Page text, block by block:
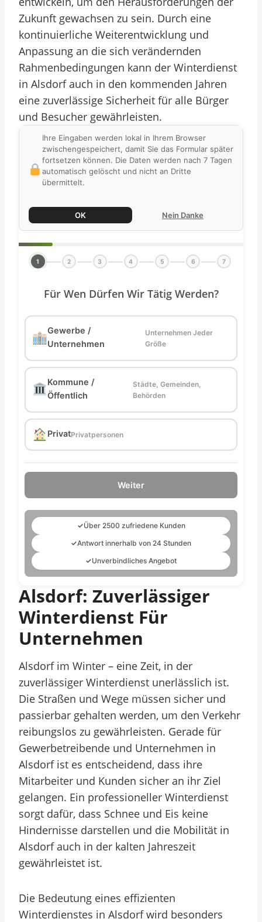
Zukunft gewachsen zu sein. Durch eine
kontinuierliche Weiterentwicklung und
Anpassung an die sich verändernden
Rahmenbedingungen kann der Winterdienst
in Alsdorf auch in den kommenden Jahren
eine zuverlässige Sicherheit für alle Bürger
und Besucher gewährleisten.
Ihre Eingaben werden lokal in Ihrem Browser
zwischengespeichert, damit Sie das Formular später
fortsetzen können. Die Daten werden nach 7 Tagen
automatisch gelöscht und nicht an Dritte
übermittelt.
OK Nein Danke
1 2 3 4 5 6 7
Für Wen Dürfen Wir Tätig Werden?
Gewerbe /
Unternehmen
Unternehmen Jeder
Größe
Kommune /
Öffentlich
Städte, Gemeinden,
Behörden
PrivatPrivatpersonen
Weiter
✓Über 2500 zufriedene Kunden
✓Antwort innerhalb von 24 Stunden
✓Unverbindliches Angebot
Alsdorf: Zuverlässiger
Winterdienst Für
Unternehmen
Alsdorf im Winter – eine Zeit, in der
zuverlässiger Winterdienst unerlässlich ist.
Die Straßen und Wege müssen sicher und
passierbar gehalten werden, um den Verkehr
reibungslos zu gewährleisten. Gerade für
Gewerbetreibende und Unternehmen in
Alsdorf ist es entscheidend, dass ihre
Mitarbeiter und Kunden sicher an ihr Ziel
gelangen. Ein professioneller Winterdienst
sorgt dafür, dass Schnee und Eis keine
Hindernisse darstellen und die Mobilität in
Alsdorf auch in der kalten Jahreszeit
gewährleistet ist.
Die Bedeutung eines effizienten
Winterdienstes in Alsdorf wird besonders